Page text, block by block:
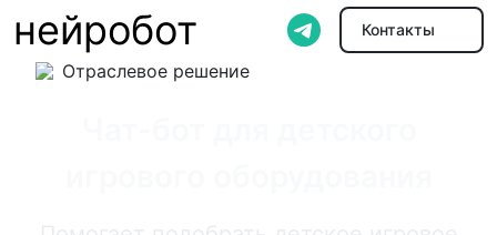
нейробот Контакты
Отраслевое решение